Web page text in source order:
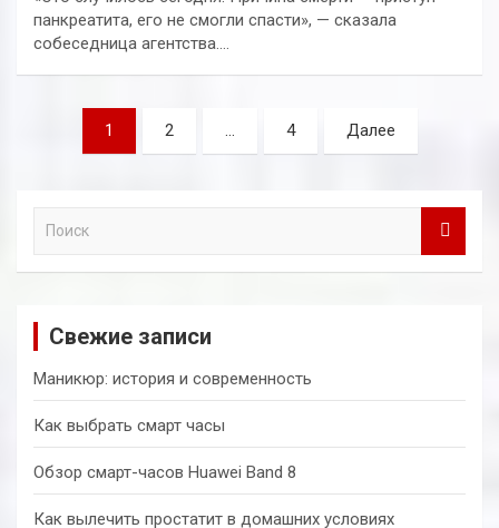
панкреатита, его не смогли спасти», — сказала
собеседница агентства.…
Навигация
1 2 4 Далее
Свежие записи
Маникюр: история и современность
Как выбрать смарт часы
Обзор смарт-часов Huawei Band 8
Как вылечить простатит в домашних условиях